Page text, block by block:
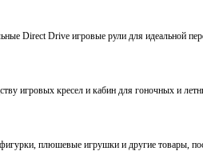
Direct Drive игровые рули для идеальной
игровых кресел и кабин для гоночных и
плюшевые игрушки и другие товары,